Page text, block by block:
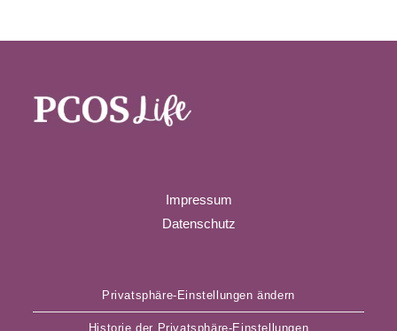
Impressum
Datenschutz
Privatsphäre-Einstellungen ändern
Historie der Privatsphäre-Einstellungen